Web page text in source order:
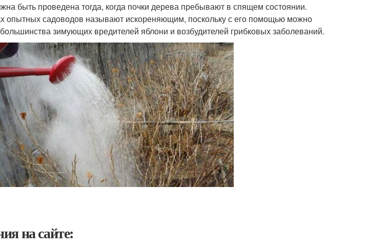
быть проведена тогда, когда почки дерева пребывают в спящем состоянии.
опытных садоводов называют искореняющим, поскольку с его помощью можно
зимующих вредителей яблони и возбудителей грибковых заболеваний.
на сайте: